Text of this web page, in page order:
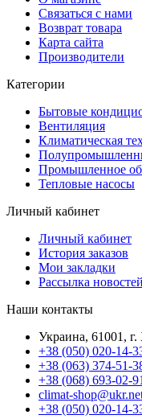
Связаться с нами
Возврат товара
Карта сайта
Производители
Категории
Бытовые
Вентиляция
Климатическая
Промышленное
Тепловые насосы
Личный кабинет
Личный кабинет
История заказов
Мои закладки
Рассылка новостей
Наши контакты
Украина, 61001,
+38 (050) 020-14-
+38 (063) 374-51-
+38 (068) 693-02-
climat-
+38 (050) 020-14-